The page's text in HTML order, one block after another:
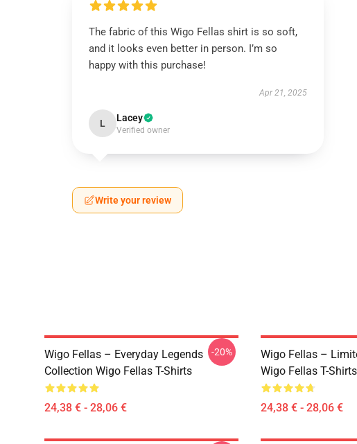
The fabric of this Wigo Fellas shirt is so soft,
and it looks even better in person. I’m so
happy with this purchase!
Apr 21, 2025
L Lacey
Verified owner
Write your review
Wigo Fellas – Everyday Legends
Collection Wigo Fellas T-Shirts
24,38 € - 28,06 €
-20%
Wigo Fellas –
Wigo Fellas T-Shirts
24,38 € - 28,06 €